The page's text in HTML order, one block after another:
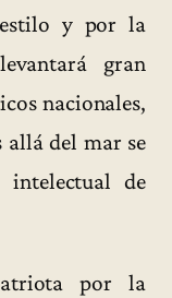
estilo y por la
gran
nacionales,
allá del mar se
de
por la